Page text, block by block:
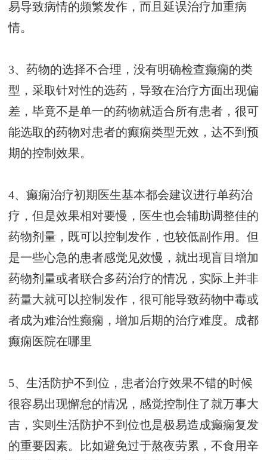
易导致病情的频繁发作，而且延误治疗加重病
情。
3、药物的选择不合理，没有明确检查癫痫的类
型，采取针对性的选药，导致在治疗方面出现偏
差，毕竟不是单一的药物就适合所有患者，很可
能选取的药物对患者的癫痫类型无效，达不到预
期的控制效果。
4、癫痫治疗初期医生基本都会建议进行单药治
疗，但是效果相对要慢，医生也会辅助调整佳的
药物剂量，既可以控制发作，也较低副作用。但
是一些心急的患者感觉见效慢，就出现盲目增加
药物剂量或者联合多药治疗的情况，实际上并非
药量大就可以控制发作，很可能导致药物中毒或
者成为难治性癫痫，增加后期的治疗难度。 成都
癫痫医院在哪里
5、生活防护不到位，患者治疗效果不错的时候
很容易出现懈怠的情况，感觉控制住了就万事大
吉，实则生活防护不到位也是极易造成癫痫复发
的重要因素。比如避免过于熬夜劳累，不食用辛